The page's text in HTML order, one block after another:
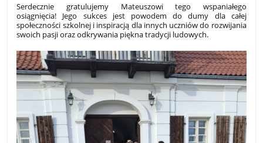
Serdecznie gratulujemy Mateuszowi tego wspaniałego
osiągnięcia! Jego sukces jest powodem do dumy dla całej
społeczności szkolnej i inspiracją dla innych uczniów do rozwijania
swoich pasji oraz odkrywania piękna tradycji ludowych.